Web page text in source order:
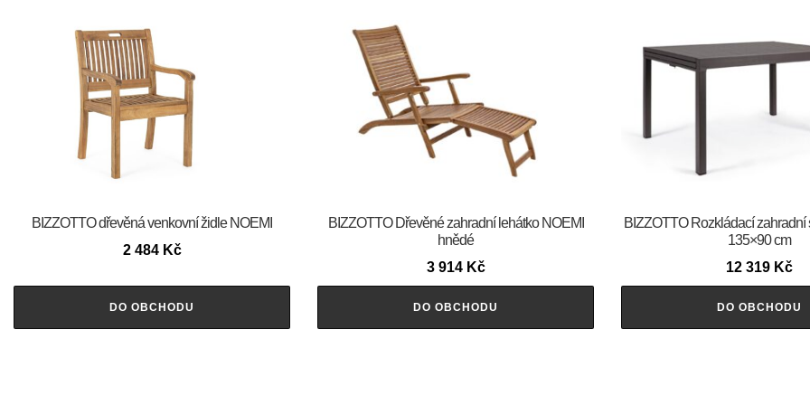
BIZZOTTO dřevěná venkovní židle NOEMI
2 484 Kč
DO OBCHODU
BIZZOTTO Dřevěné zahradní lehátko NOEMI
hnědé
3 914 Kč
DO OBCHODU
BIZZOTTO Rozkládací zahradní
135×90 cm
12 319 Kč
DO OBCHODU